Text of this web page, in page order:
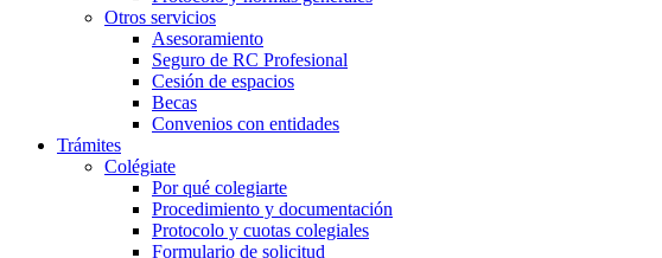
Otros servicios
Asesoramiento
Seguro de RC Profesional
Cesión de espacios
Becas
Convenios con entidades
Trámites
Colégiate
Por qué colegiarte
Procedimiento y documentación
Protocolo y cuotas colegiales
Formulario de solicitud